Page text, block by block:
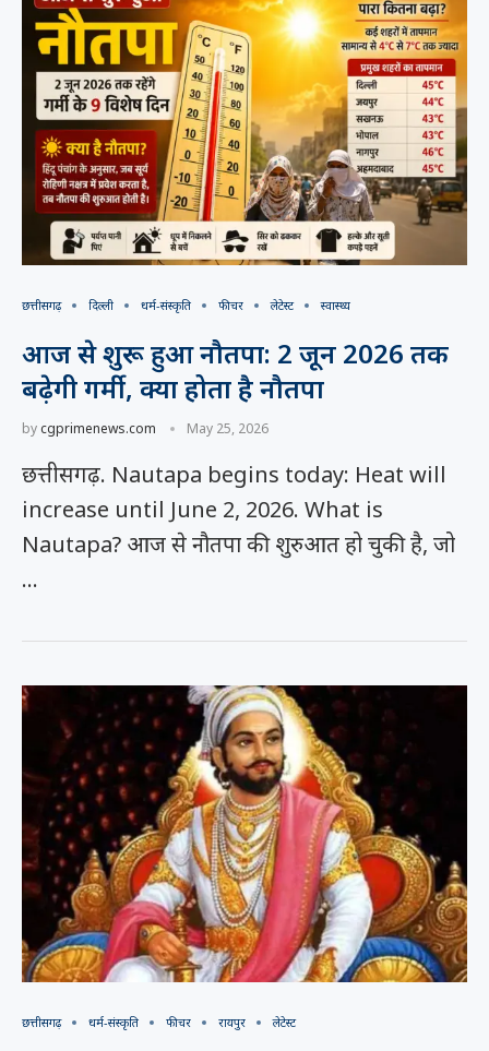
छत्तीसगढ़ दिल्ली धर्म-संस्कृति फीचर लेटेस्ट स्वास्थ्य
आज से शुरू हुआ नौतपा: 2 जून 2026 तक
बढ़ेगी गर्मी, क्या होता है नौतपा
bycgprimenews.com May 25, 2026
छत्तीसगढ़. Nautapa begins today: Heat will
increase until June 2, 2026. What is
Nautapa? आज से नौतपा की शुरुआत हो चुकी है, जो
…
छत्तीसगढ़ धर्म-संस्कृति फीचर रायपुर लेटेस्ट